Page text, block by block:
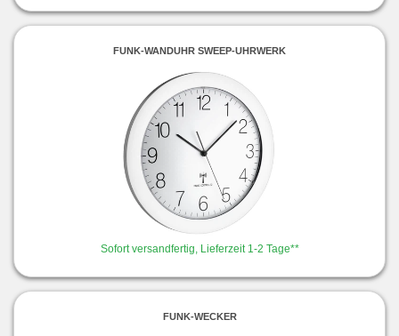
FUNK-WANDUHR SWEEP-UHRWERK
Sofort versandfertig, Lieferzeit 1-2 Tage**
FUNK-WECKER